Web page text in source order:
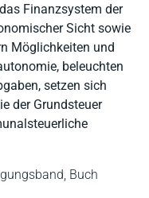
Finanzsystem der
Sicht sowie
Möglichkeiten und
beleuchten
setzen sich
der Grundsteuer
Buch